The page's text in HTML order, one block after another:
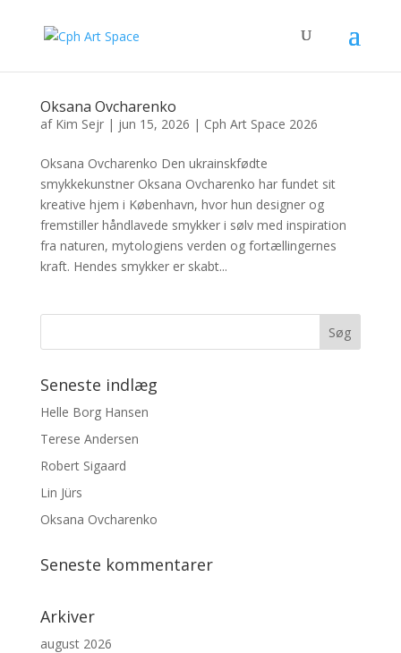
Oksana Ovcharenko
af Kim Sejr| jun 15, 2026 | Cph Art Space 2026
Oksana Ovcharenko Den ukrainskfødte
smykkekunstner Oksana Ovcharenko har fundet sit
kreative hjem i København, hvor hun designer og
fremstiller håndlavede smykker i sølv med inspiration
fra naturen, mytologiens verden og fortællingernes
kraft. Hendes smykker er skabt...
Seneste indlæg
Helle Borg Hansen
Terese Andersen
Robert Sigaard
Lin Jürs
Oksana Ovcharenko
Seneste kommentarer
Arkiver
august 2026